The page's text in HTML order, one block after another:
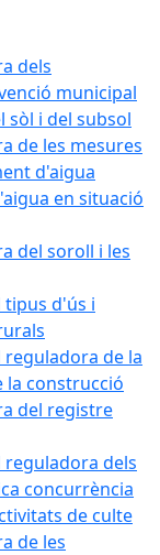
dels
municipal
sòl i del subsol
de les mesures
d'aigua
en situació
del soroll i les
tipus d'ús i
de la
la construcció
del registre
dels
concurrència
de culte
de les